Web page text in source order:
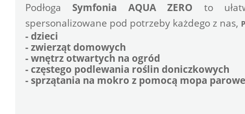
Podłoga Symfonia AQUA ZERO to
spersonalizowane pod potrzeby każdego z nas,
- dzieci
- zwierząt domowych
- wnętrz otwartych na ogród
- częstego podlewania roślin doniczkowych
- sprzątania na mokro z pomocą mopa